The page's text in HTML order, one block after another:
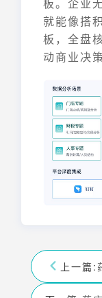
板。企业
就能像搭
板，全盘
动商业决策
上一篇: